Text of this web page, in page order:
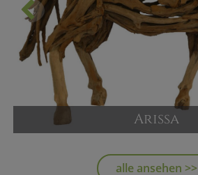
Arissa
alle ansehen >>